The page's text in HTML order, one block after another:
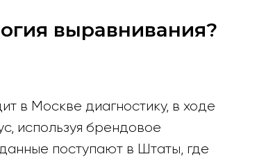
выравнивания?
в Москве диагностику, в ходе
используя брендовое
поступают в Штаты, где